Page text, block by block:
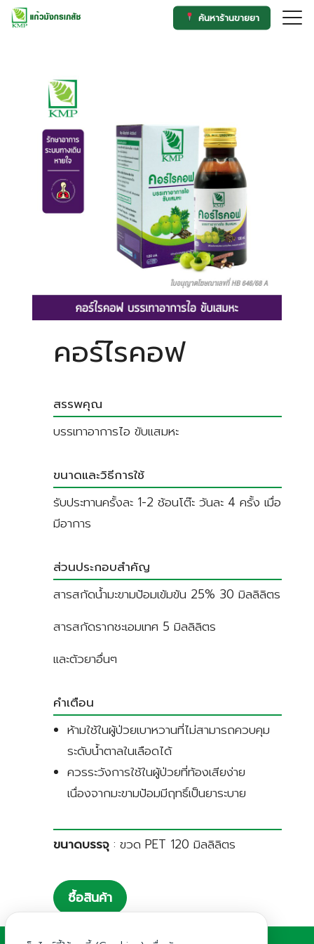
Skip
to
ค้นหาร้านขายยา
คอร์ไรคอฟ
สรรพคุณ
บรรเทาอาการไอ ขับแสมหะ
ขนาดและวิธีการใช้
รับประทานครั้งละ 1-2 ช้อนโต๊ะ วันละ 4 ครั้ง เมื่อ
มีอาการ
ส่วนประกอบสำคัญ
สารสกัดน้ำมะขามป้อมเข้มข้น 25% 30 มิลลิลิตร
สารสกัดรากชะเอมเทศ 5 มิลลิลิตร
และตัวยาอื่นๆ
คำเตือน
ห้ามใช้ในผู้ป่วยเบาหวานที่ไม่สามารถควบคุม
ระดับน้ำตาลในเลือดได้
ควรระวังการใช้ในผู้ป่วยที่ท้องเสียง่าย
เนื่องจากมะขามป้อมมีฤทธิ์เป็นยาระบาย
ขนาดบรรจุ : ขวด PET 120 มิลลิลิตร
ซื้อสินค้า